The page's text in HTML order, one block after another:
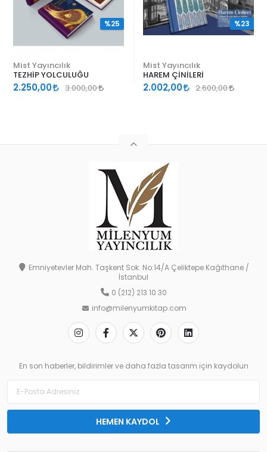
Mist Yayıncılık
TEZHİP YOLCULUĞU
2.250,00 3.000,00
%25
Mist Yayıncılık
HAREM ÇİNİLERİ
2.002,00 2.600,00
%23
Emniyetevler Mah. Taşkent Sok. No:14/A Çeliktepe Kağıthane /
İstanbul
0 (212) 213 10 30
info@milenyumkitap.com
En son haberler, bildirimler ve daha fazla tasarım için kaydolun
HEMEN KAYDOL